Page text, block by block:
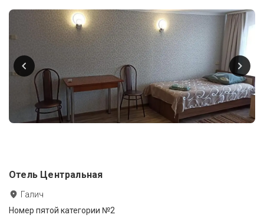
Отель Центральная
Галич
Номер пятой категории №2